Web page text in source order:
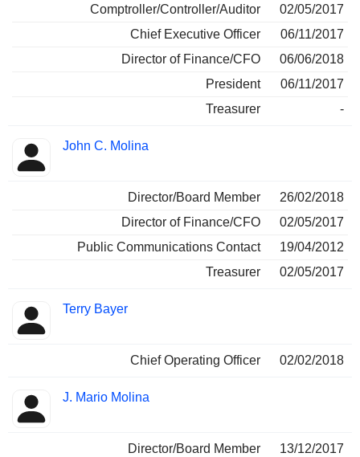
Comptroller/Controller/Auditor
02/05/2017
Chief Executive Officer
06/11/2017
Director of Finance/CFO
06/06/2018
President
06/11/2017
Treasurer
-
John C. Molina
Director/Board Member
26/02/2018
Director of Finance/CFO
02/05/2017
Public Communications Contact
19/04/2012
Treasurer
02/05/2017
Terry Bayer
Chief Operating Officer 02/02/2018
J. Mario Molina
Director/Board Member
13/12/2017